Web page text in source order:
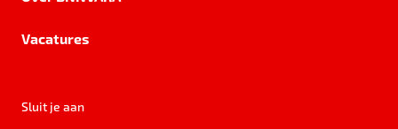
Vacatures
Sluit je aan